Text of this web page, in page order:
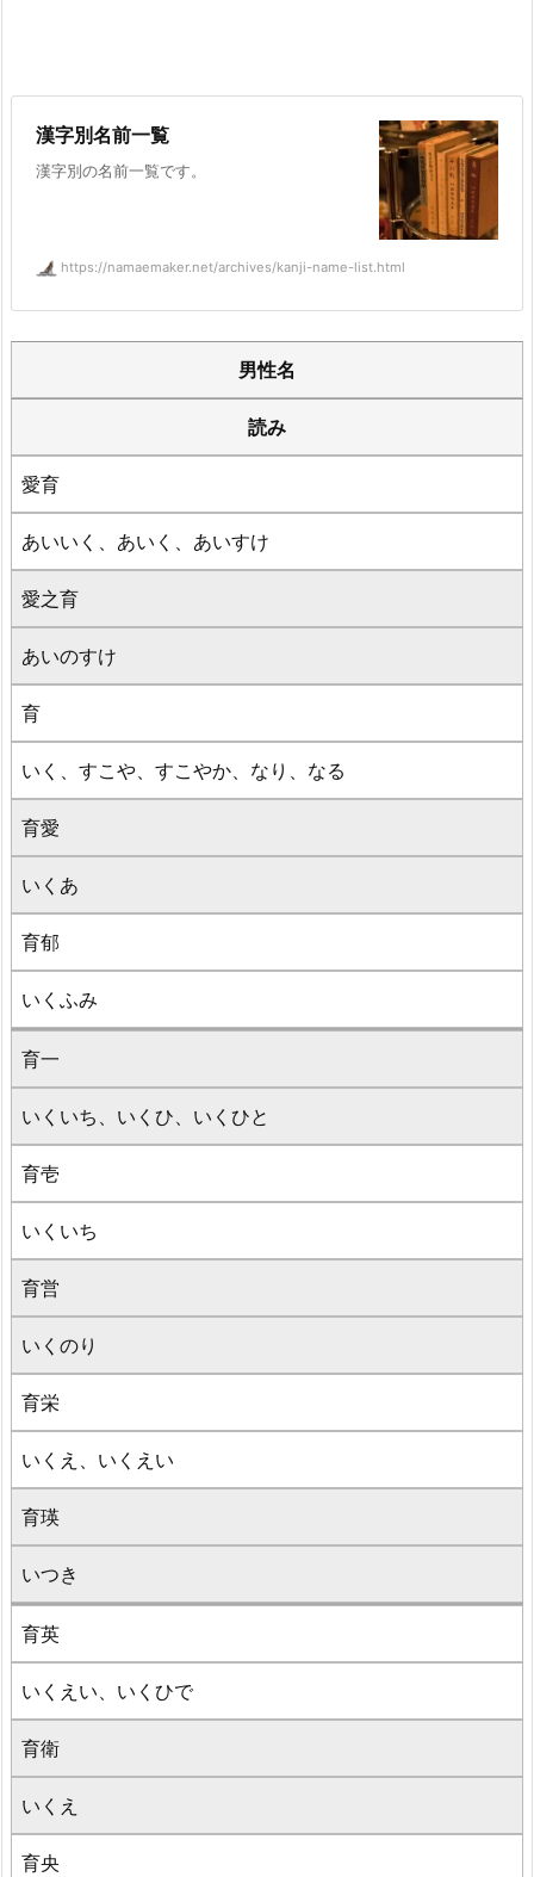
漢字別名前一覧
漢字別の名前一覧です。
https://namaemaker.net/archives/kanji-name-list.html
男性名
読み
愛育
あいいく、あいく、あいすけ
愛之育
あいのすけ
育
いく、すこや、すこやか、なり、なる
育愛
いくあ
育郁
いくふみ
育一
いくいち、いくひ、いくひと
育壱
いくいち
育営
いくのり
育栄
いくえ、いくえい
育瑛
いつき
育英
いくえい、いくひで
育衛
いくえ
育央